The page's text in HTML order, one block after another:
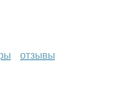
отзывы